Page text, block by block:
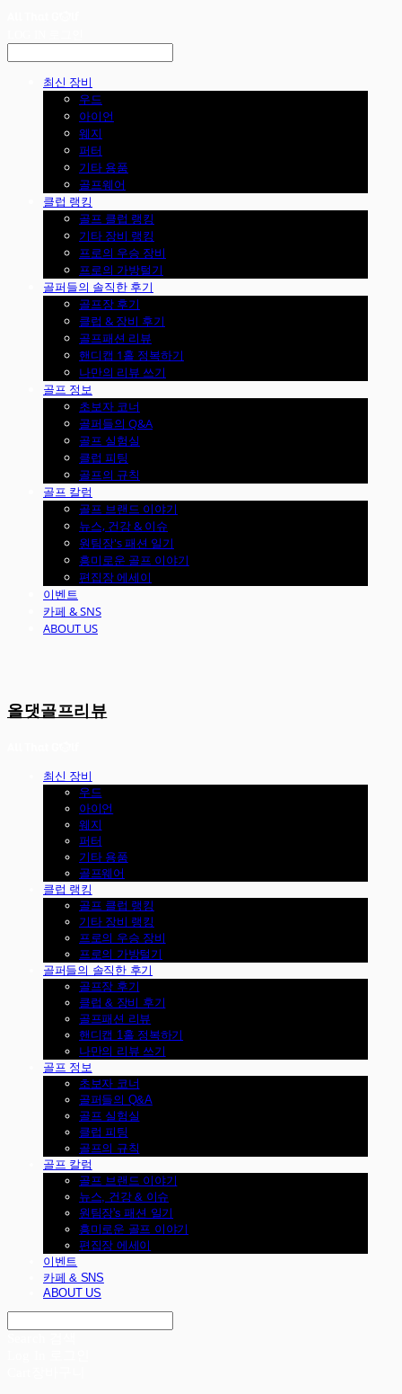
최신 장비
우드
아이언
웨지
퍼터
기타 용품
골프웨어
클럽 랭킹
골프 클럽 랭킹
기타 장비 랭킹
프로의 우승 장비
프로의 가방털기
골퍼들의 솔직한 후기
골프장 후기
클럽 & 장비 후기
골프패션 리뷰
핸디캡 1홀 정복하기
나만의 리뷰 쓰기
골프 정보
초보자 코너
골퍼들의 Q&A
골프 실험실
클럽 피팅
골프의 규칙
골프 칼럼
골프 브랜드 이야기
뉴스, 건강 & 이슈
원팀장's 패션 일기
흥미로운 골프 이야기
편집장 에세이
이벤트
카페 & SNS
ABOUT US
올댓골프리뷰
최신 장비
우드
아이언
웨지
퍼터
기타 용품
골프웨어
클럽 랭킹
골프 클럽 랭킹
기타 장비 랭킹
프로의 우승 장비
프로의 가방털기
골퍼들의 솔직한 후기
골프장 후기
클럽 & 장비 후기
골프패션 리뷰
핸디캡 1홀 정복하기
나만의 리뷰 쓰기
골프 정보
초보자 코너
골퍼들의 Q&A
골프 실험실
클럽 피팅
골프의 규칙
골프 칼럼
골프 브랜드 이야기
뉴스, 건강 & 이슈
원팀장's 패션 일기
흥미로운 골프 이야기
편집장 에세이
이벤트
카페 & SNS
ABOUT US